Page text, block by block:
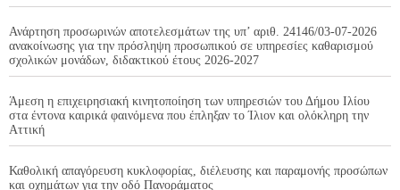
Ανάρτηση προσωρινών αποτελεσμάτων της υπ’ αριθ. 24146/03-07-2026
ανακοίνωσης για την πρόσληψη προσωπικού σε υπηρεσίες καθαρισμού
σχολικών μονάδων, διδακτικού έτους 2026-2027
Άμεση η επιχειρησιακή κινητοποίηση των υπηρεσιών του Δήμου Ιλίου
στα έντονα καιρικά φαινόμενα που έπληξαν το Ίλιον και ολόκληρη την
Αττική
Καθολική απαγόρευση κυκλοφορίας, διέλευσης και παραμονής προσώπων
και οχημάτων για την οδό Πανοράματος